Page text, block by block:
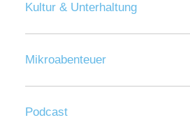
Kultur & Unterhaltung
Mikroabenteuer
Podcast